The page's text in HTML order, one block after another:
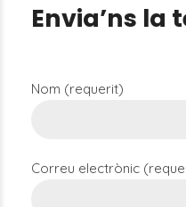
Envia’ns la
Nom (requerit)
Correu electrònic